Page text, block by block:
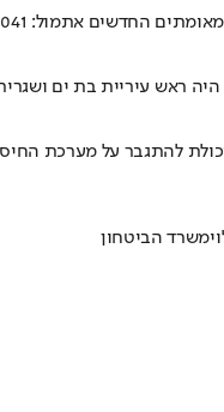
ראש עיריית בת ים ושגריר
להתגבר על מערכת
משרד הביטחון